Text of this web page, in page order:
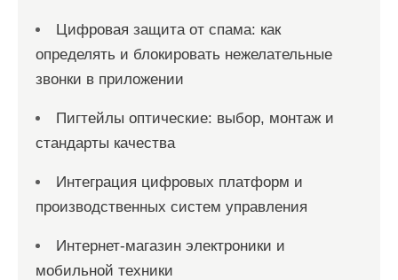
Цифровая защита от спама: как
определять и блокировать нежелательные
звонки в приложении
Пигтейлы оптические: выбор, монтаж и
стандарты качества
Интеграция цифровых платформ и
производственных систем управления
Интернет-магазин электроники и
мобильной техники